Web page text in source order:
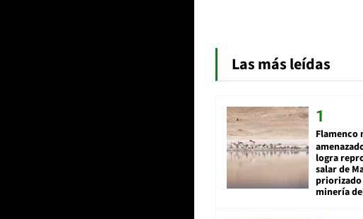
Las más leídas
Flamenco
logra
salar de
minería